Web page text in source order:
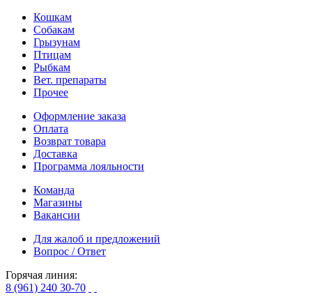
Кошкам
Собакам
Грызунам
Птицам
Рыбкам
Вет. препараты
Прочее
Оформление заказа
Оплата
Возврат товара
Доставка
Программа лояльности
Команда
Магазины
Вакансии
Для жалоб и предложений
Вопрос / Ответ
Горячая линия:
8 (961) 240 30-70